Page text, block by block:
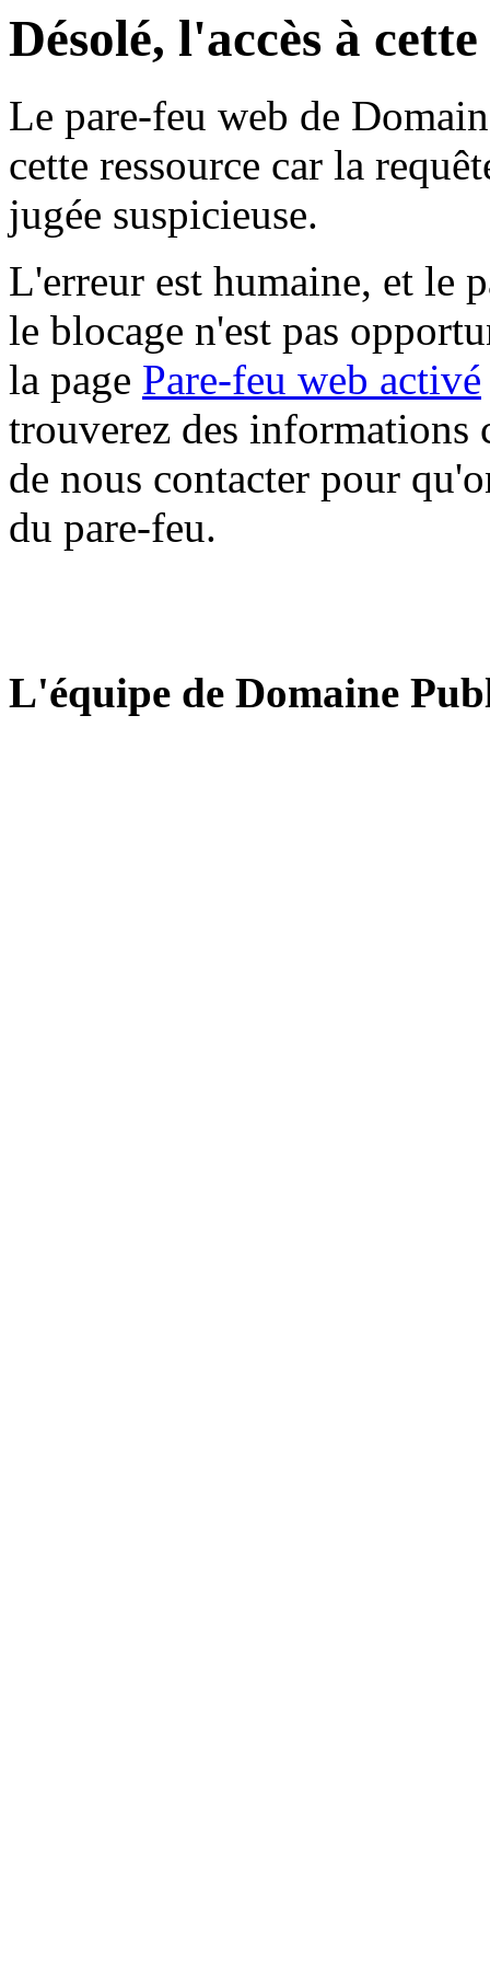
Désolé, l'accès à
Le pare-feu web de
cette ressource car la
jugée suspicieuse.
L'erreur est humaine, et le
le blocage n'est pas
la page Pare-feu web activé
trouverez des informations
de nous contacter pour
du pare-feu.
L'équipe de Domaine